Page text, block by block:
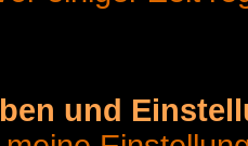
und